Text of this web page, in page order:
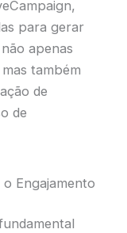
para gerar
apenas
também
de
de
Engajamento